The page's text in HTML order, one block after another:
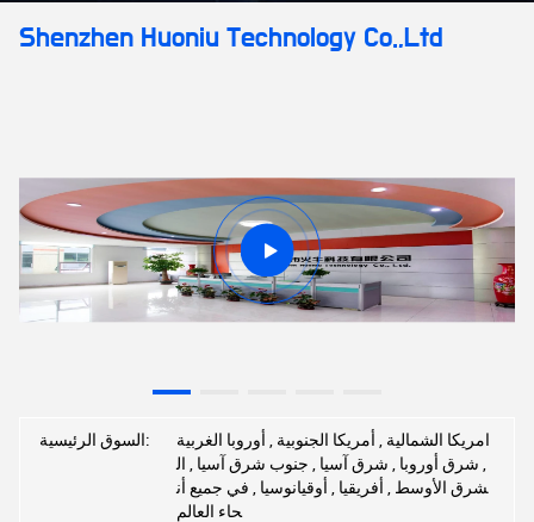
Shenzhen Huoniu Technology Co.,Ltd
السوق الرئيسية:
امريكا الشمالية , أمريكا الجنوبية , أوروبا الغربية
, شرق أوروبا , شرق آسيا , جنوب شرق آسيا , ال
شرق الأوسط , أفريقيا , أوقيانوسيا , في جميع أن
حاء العالم